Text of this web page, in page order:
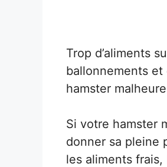
Trop d’aliments
ballonnements
hamster
Si votre hamster
donner sa pleine
les aliments